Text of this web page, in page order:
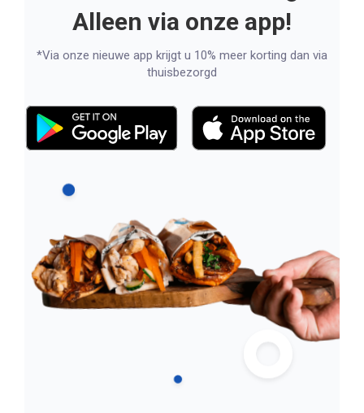
Alleen via onze app!
*Via onze nieuwe app krijgt u 10% meer korting dan via
thuisbezorgd